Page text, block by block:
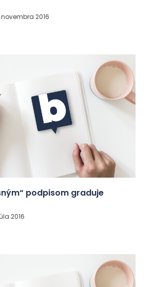
novembra 2016
podpisom graduje
2016